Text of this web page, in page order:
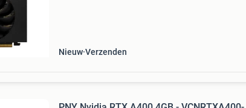
Nieuw Verzenden